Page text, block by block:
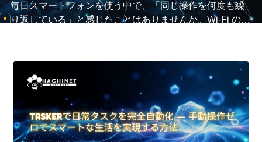
毎日スマートフォンを使う中で、「同じ操作を何度も繰
り返している」と感じたことはありませんか。Wi-Fi のオ
す。こうした“面倒くさい日常タスク”を自動化できるのが
Taskerです。本記事では、初心者でも実践できる Tasker
の基本から応用までを解説し、日常をよりスマートにす
る方法を紹介します。